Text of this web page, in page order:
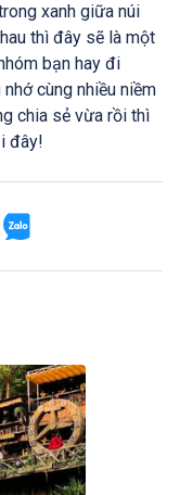
xanh giữa núi
thì đây sẽ là một
bạn hay đi
cùng nhiều niềm
chia sẻ vừa rồi thì
đây!